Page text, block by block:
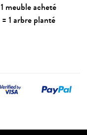
1 meuble acheté
= 1 arbre planté